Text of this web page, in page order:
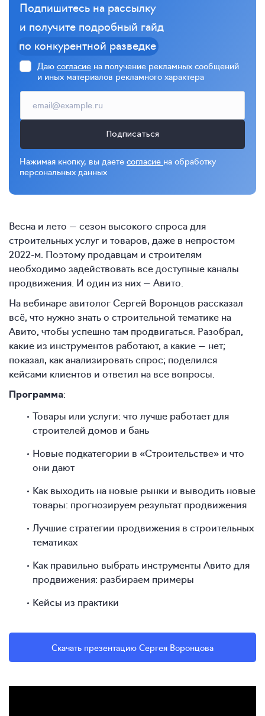
Подпишитесь на рассылку
и получите подробный гайд
по конкурентной разведке
Даю согласие на получение рекламных сообщений
и иных материалов рекламного характера
Подписаться
Нажимая кнопку, вы даете согласие на обработку
персональных данных
Весна и лето — сезон высокого спроса для
строительных услуг и товаров, даже в непростом
2022-м. Поэтому продавцам и строителям
необходимо задействовать все доступные каналы
продвижения. И один из них — Авито.
На вебинаре авитолог Сергей Воронцов рассказал
всё, что нужно знать о строительной тематике на
Авито, чтобы успешно там продвигаться. Разобрал,
какие из инструментов работают, а какие — нет;
показал, как анализировать спрос; поделился
кейсами клиентов и ответил на все вопросы.
Программа:
Товары или услуги: что лучше работает для
строителей домов и бань
Новые подкатегории в «Строительстве» и что
они дают
Как выходить на новые рынки и выводить новые
товары: прогнозируем результат продвижения
Лучшие стратегии продвижения в строительных
тематиках
Как правильно выбрать инструменты Авито для
продвижения: разбираем примеры
Кейсы из практики
Скачать презентацию Сергея Воронцова